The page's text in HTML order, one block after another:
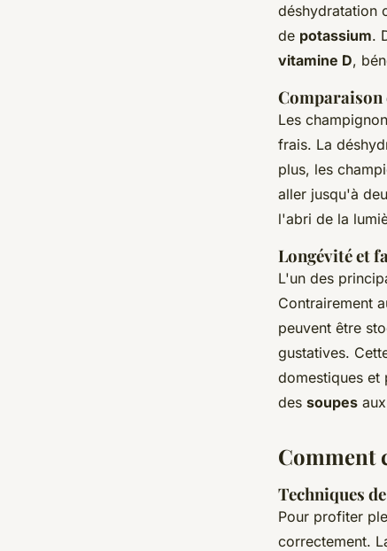
déshydratation
de potassium.
vitamine D,
Comparaison
Les
frais. La
plus, les
aller jusqu'à
l'abri de la
Longévité et
L'un des
Contrairement
peuvent être
gustatives.
domestiques et
des soupes aux
Comment
Techniques
Pour profiter
correctement.